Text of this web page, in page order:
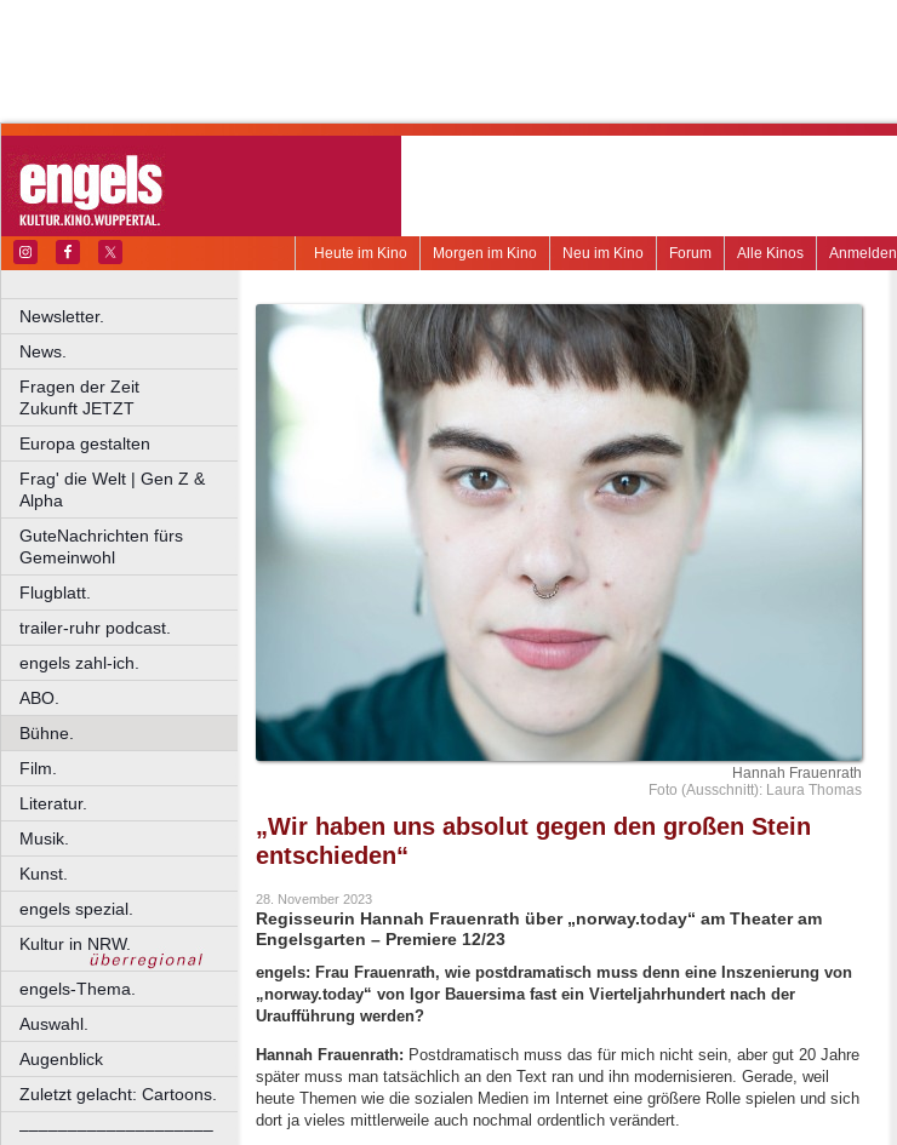
Anmelden
Alle Kinos
Forum
Neu im Kino
Morgen im Kino
Heute im Kino
Newsletter.
News.
Fragen der Zeit
Zukunft JETZT
Europa gestalten
Frag' die Welt | Gen Z &
Alpha
GuteNachrichten fürs
Gemeinwohl
Flugblatt.
trailer-ruhr podcast.
engels zahl-ich.
ABO.
Bühne.
Film.
Literatur.
Musik.
Kunst.
engels spezial.
Kultur in NRW.
engels-Thema.
Auswahl.
Augenblick
Zuletzt gelacht: Cartoons.
––––––––––––––––––––
Hannah Frauenrath
Foto (Ausschnitt): Laura Thomas
„Wir haben uns absolut gegen den großen Stein
entschieden“
28. November 2023
Regisseurin Hannah Frauenrath über „norway.today“ am Theater am
Engelsgarten – Premiere 12/23
engels: Frau Frauenrath, wie postdramatisch muss denn eine Inszenierung von
„norway.today“ von Igor Bauersima fast ein Vierteljahrhundert nach der
Uraufführung werden?
Hannah Frauenrath: Postdramatisch muss das für mich nicht sein, aber gut 20 Jahre
später muss man tatsächlich an den Text ran und ihn modernisieren. Gerade, weil
heute Themen wie die sozialen Medien im Internet eine größere Rolle spielen und sich
dort ja vieles mittlerweile auch nochmal ordentlich verändert.